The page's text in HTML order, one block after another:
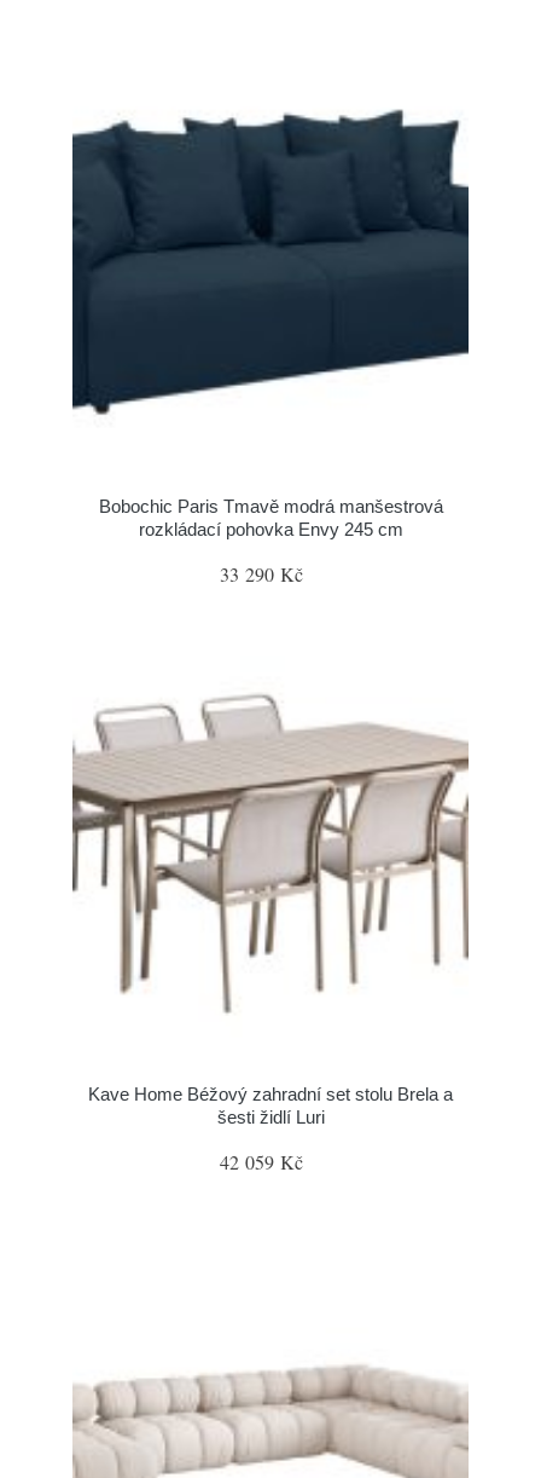
Bobochic Paris Tmavě modrá manšestrová
rozkládací pohovka Envy 245 cm
33 290 Kč
Kave Home Béžový zahradní set stolu Brela a
šesti židlí Luri
42 059 Kč